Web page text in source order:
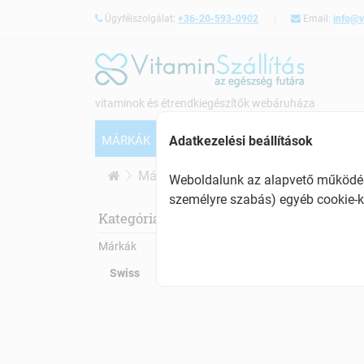
Ügyfélszolgálat: +36-20-593-0902 Email:
vitaminok és étrendkiegészítők webáruháza
MÁRKÁK VITAMINOK CSONTERŐSÍTÉS
Márkák Swiss
Kategóriák:
Márkák
Swiss
Adatkezelési beállítások
Weboldalunk az alapvető
személyre szabás) egyéb